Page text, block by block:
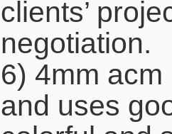
clients’
negotiation.
6) 4mm
and uses